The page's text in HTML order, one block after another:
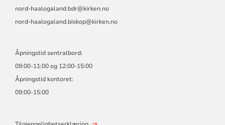
nord-haalogaland.bdr@kirken.no
nord-haalogaland.biskop@kirken.no
Åpningstid sentralbord:
09:00-11:00 og 12:00-15:00
Åpningstid kontoret:
09:00-15:00